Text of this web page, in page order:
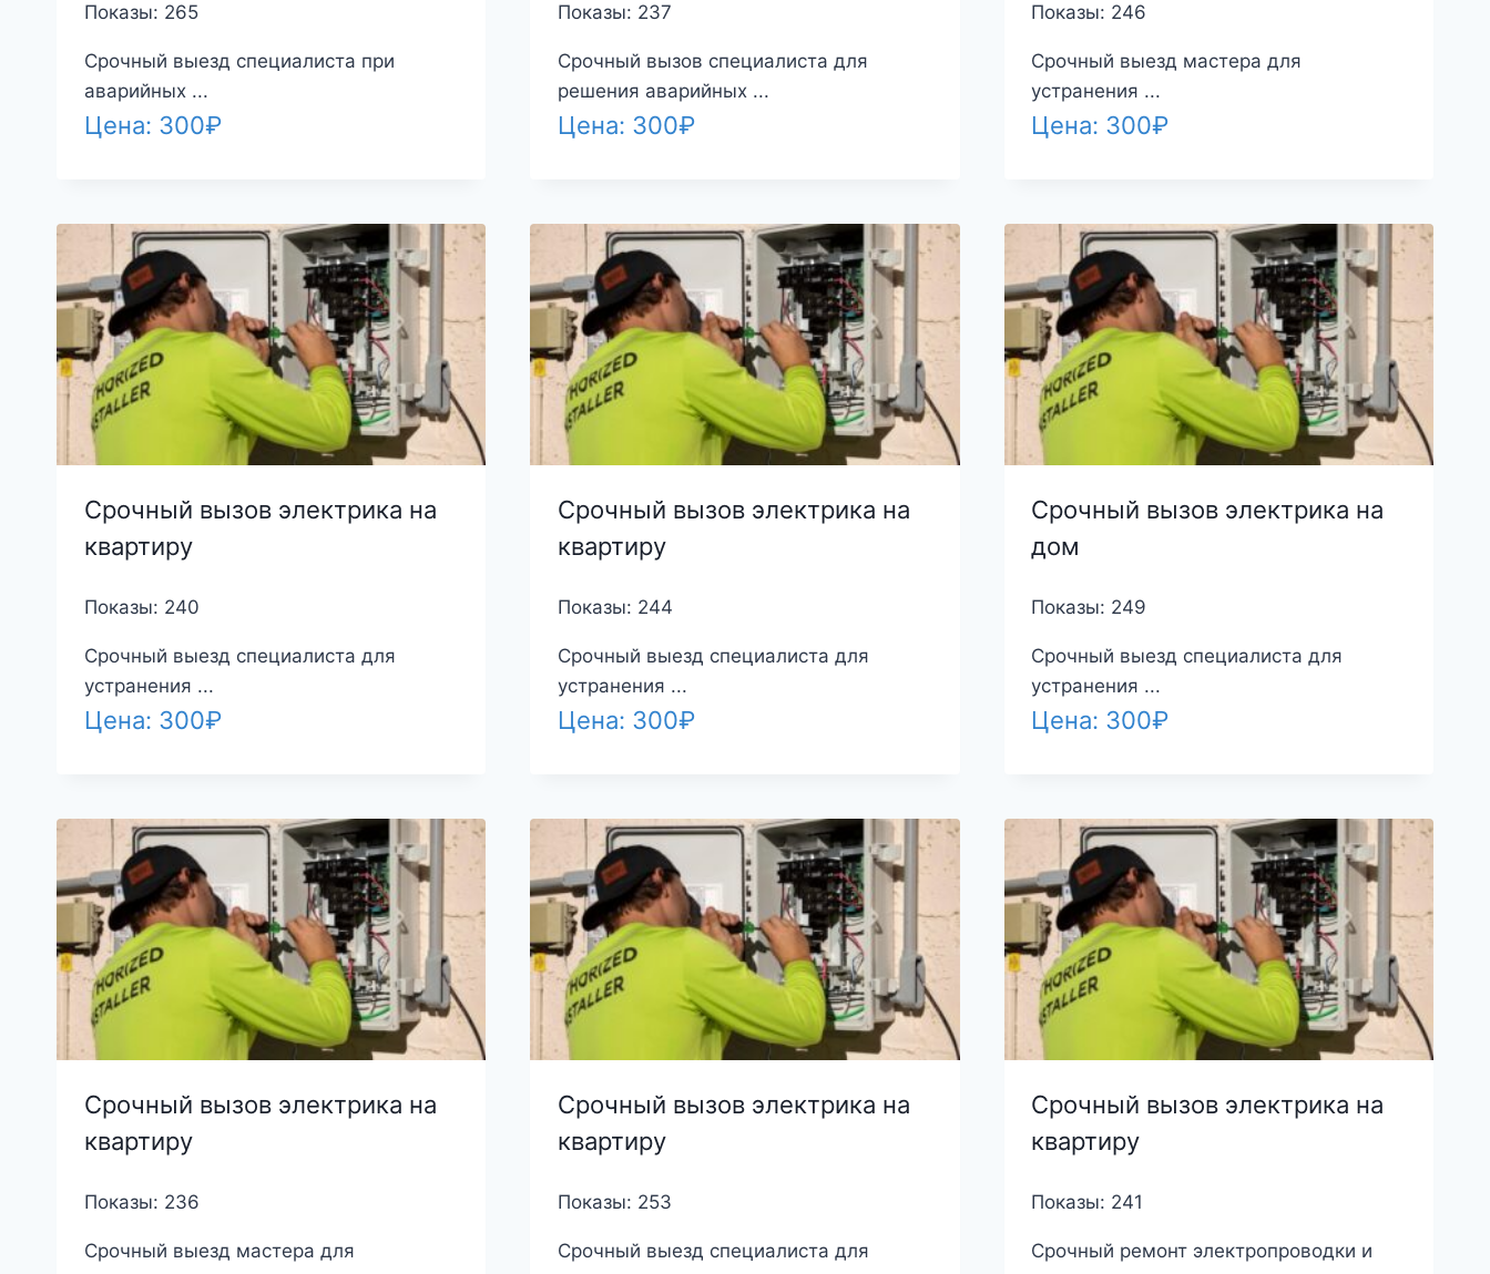
Показы: 265
Срочный выезд специалиста при
аварийных ...
Цена: 300₽
Показы: 237
Срочный вызов специалиста для
решения аварийных ...
Цена: 300₽
Показы: 246
Срочный выезд мастера для
устранения ...
Цена: 300₽
Срочный вызов электрика на
квартиру
Показы: 240
Срочный выезд специалиста для
устранения ...
Цена: 300₽
Срочный вызов электрика на
квартиру
Показы: 244
Срочный выезд специалиста для
устранения ...
Цена: 300₽
Срочный вызов электрика на
дом
Показы: 249
Срочный выезд специалиста для
устранения ...
Цена: 300₽
Срочный вызов электрика на
квартиру
Показы: 236
Срочный выезд мастера для
Срочный вызов электрика на
квартиру
Показы: 253
Срочный выезд специалиста для
Срочный вызов электрика на
квартиру
Показы: 241
Срочный ремонт электропроводки и